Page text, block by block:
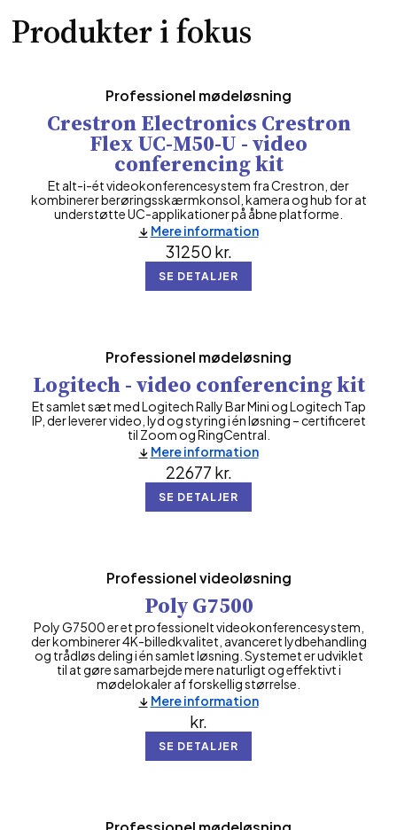
Produkter i fokus
Professionel mødeløsning
Crestron Electronics Crestron
Flex UC-M50-U - video
conferencing kit
Et alt-i-ét videokonferencesystem fra Crestron, der
kombinerer berøringsskærmkonsol, kamera og hub for at
understøtte UC-applikationer på åbne platforme.
31250 kr.
SE DETALJER
Mere information
Professionel mødeløsning
Logitech - video conferencing kit
Et samlet sæt med Logitech Rally Bar Mini og Logitech Tap
IP, der leverer video, lyd og styring i én løsning – certificeret
til Zoom og RingCentral.
22677 kr.
SE DETALJER
Mere information
Professionel videoløsning
Poly G7500
Poly G7500 er et professionelt videokonferencesystem,
der kombinerer 4K-billedkvalitet, avanceret lydbehandling
og trådløs deling i én samlet løsning. Systemet er udviklet
til at gøre samarbejde mere naturligt og effektivt i
mødelokaler af forskellig størrelse.
kr.
SE DETALJER
Mere information